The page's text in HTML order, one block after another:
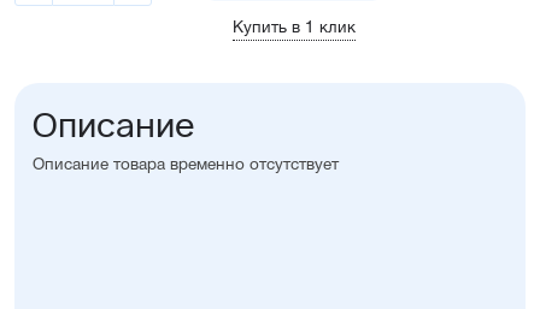
Купить в 1 клик
Описание
Описание товара временно отсутствует